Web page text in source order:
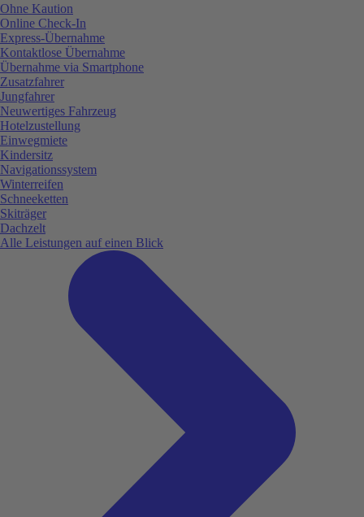
Ohne Kaution
Online Check-In
Express-Übernahme
Kontaktlose Übernahme
Übernahme via Smartphone
Zusatzfahrer
Jungfahrer
Neuwertiges Fahrzeug
Hotelzustellung
Einwegmiete
Kindersitz
Navigationssystem
Winterreifen
Schneeketten
Skiträger
Dachzelt
Alle Leistungen auf einen Blick